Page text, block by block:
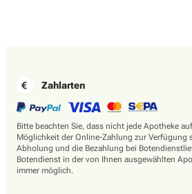
Zahlarten
Bitte beachten Sie, dass nicht jede Apotheke
Möglichkeit der Online-Zahlung zur Verfügung
Abholung und die Bezahlung bei
Botendienst in der von Ihnen ausgewählten
immer möglich.